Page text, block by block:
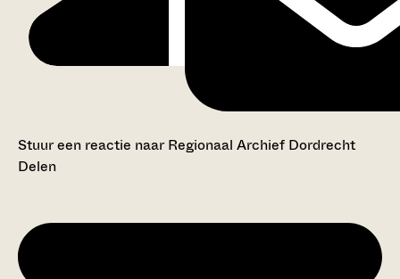
Stuur een reactie naar Regionaal Archief Dordrecht
Delen